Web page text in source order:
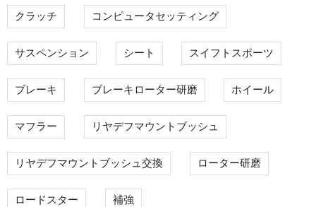
クラッチ コンピュータセッティング
サスペンション シート スイフトスポーツ
ブレーキ ブレーキローター研磨 ホイール
マフラー リヤデフマウントブッシュ
リヤデフマウントブッシュ交換 ローター研磨
ロードスター 補強